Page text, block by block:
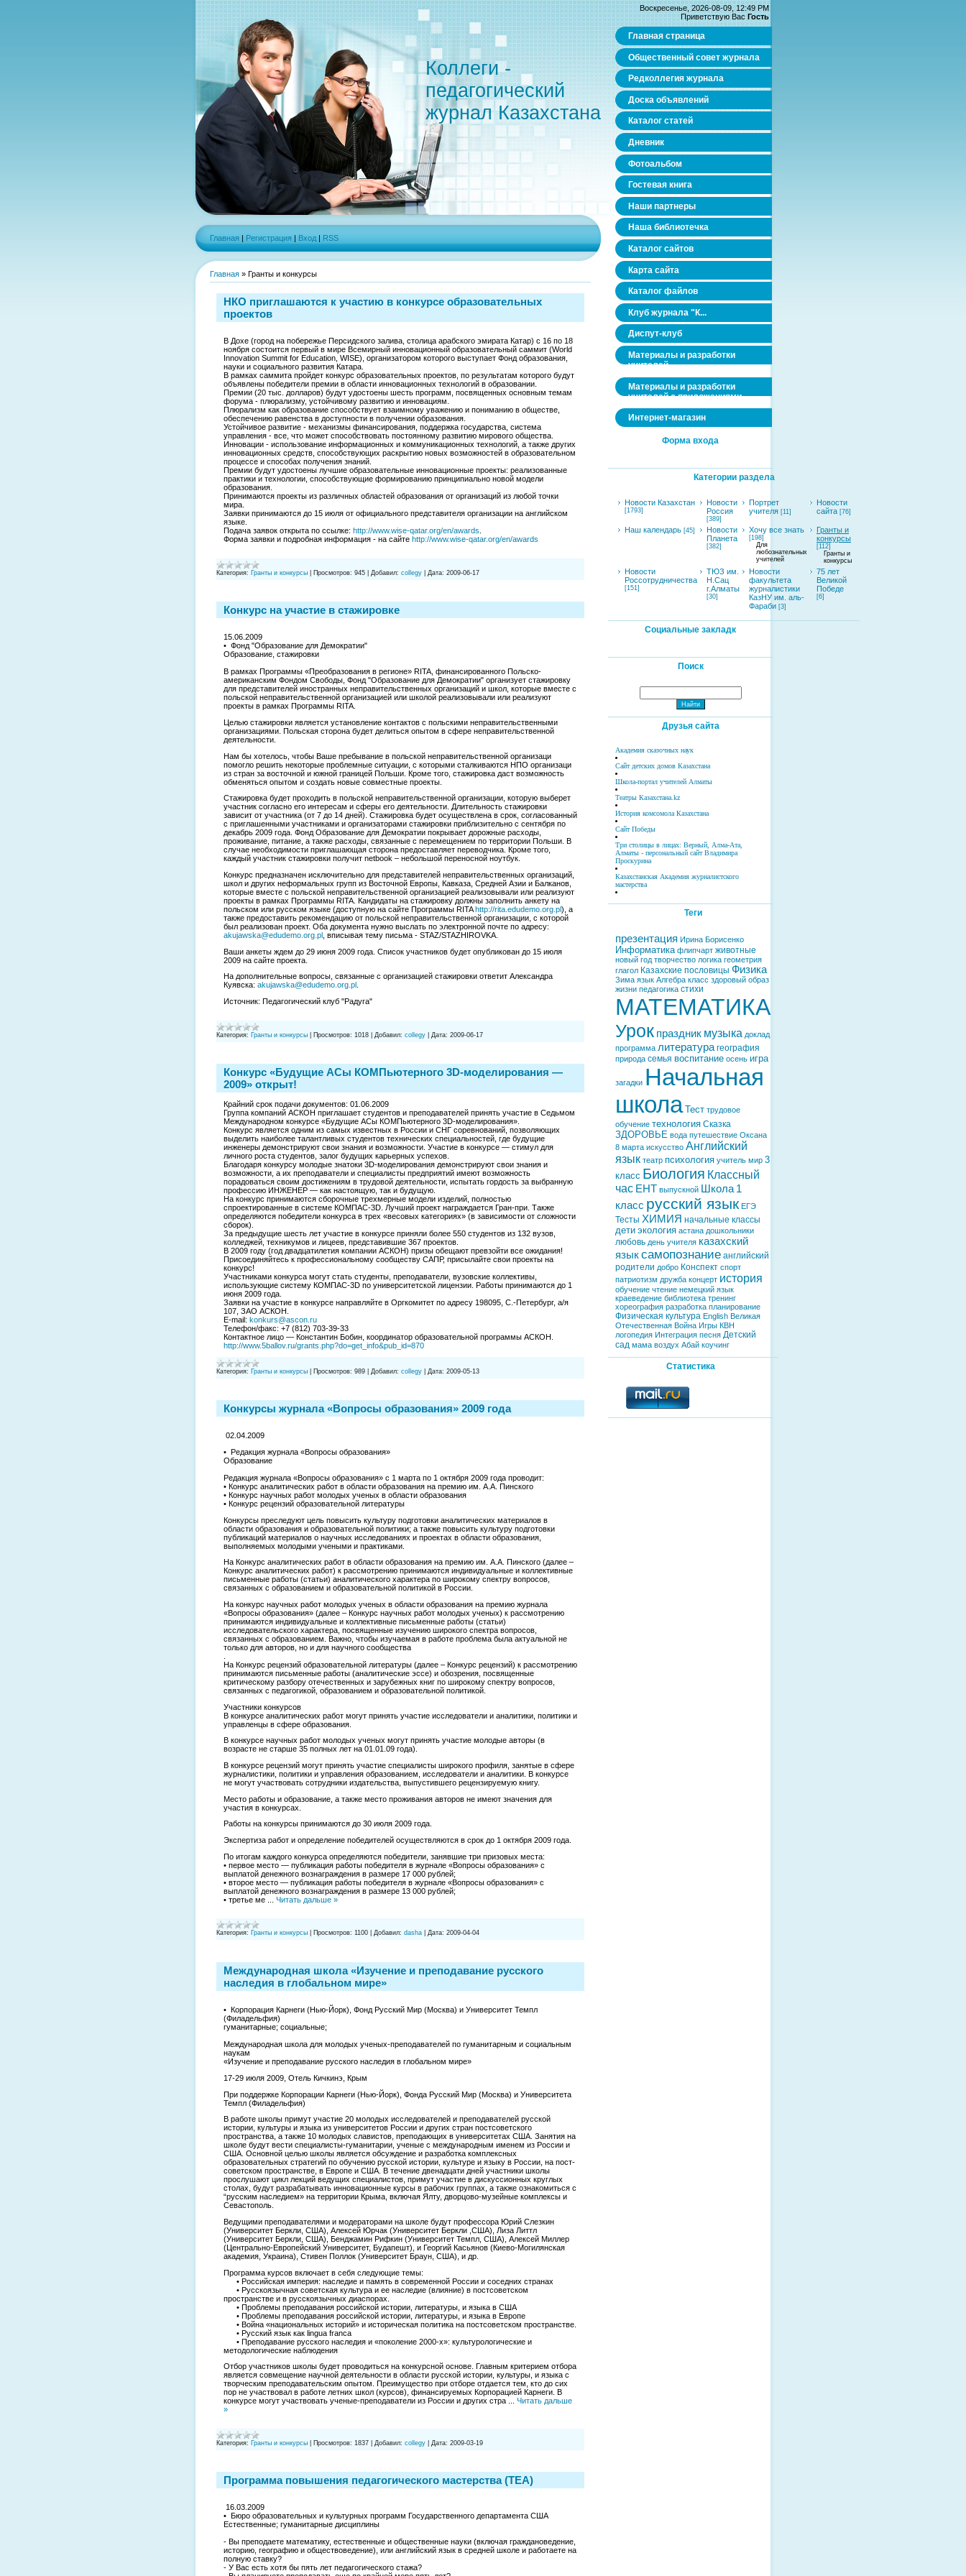
Коллеги -
педагогический
журнал Казахстана
Главная | Регистрация | Вход | RSS
Главная » Гранты и конкурсы
НКО приглашаются к участию в конкурсе образовательных
проектов
В Дохе (город на побережье Персидского залива, столица арабского эмирата Катар) с 16 по 18
ноября состоится первый в мире Всемирный инновационный образовательный саммит (World
Innovation Summit for Education, WISE), организатором которого выступает Фонд образования,
науки и социального развития Катара.
В рамках саммита пройдет конкурс образовательных проектов, по результатам которого будут
объявлены победители премии в области инновационных технологий в образовании.
Премии (20 тыс. долларов) будут удостоены шесть программ, посвященных основным темам
форума - плюрализму, устойчивому развитию и инновациям.
Плюрализм как образование способствует взаимному уважению и пониманию в обществе,
обеспечению равенства в доступности в получении образования.
Устойчивое развитие - механизмы финансирования, поддержка государства, система
управления - все, что может способствовать постоянному развитию мирового общества.
Инновации - использование информационных и коммуникационных технологий, а также других
инновационных средств, способствующих раскрытию новых возможностей в образовательном
процессе и способах получения знаний.
Премии будут удостоены лучшие образовательные инновационные проекты: реализованные
практики и технологии, способствующие формированию принципиально новой модели
образования.
Принимаются проекты из различных областей образования от организаций из любой точки
мира.
Заявки принимаются до 15 июля от официального представителя организации на английском
языке.
Подача заявок открыта по ссылке: http://www.wise-qatar.org/en/awards
Форма заявки и подробная информация - на сайте http://www.wise-qatar.org/en/awards
Категория: Гранты и конкурсы Просмотров: 945 Добавил: collegy Дата: 2009-06-17
Конкурс на участие в стажировке
15.06.2009
• Фонд "Образование для Демократии"
Образование, стажировки
В рамках Программы «Преобразования в регионе» RITA, финансированного Польско-
американским Фондом Свободы, Фонд "Образование для Демократии" организует стажировку
для представителей иностранных неправительственных организаций и школ, которые вместе с
польской неправительственной организацией или школой реализовывали или реализуют
проекты в рамках Программы RITA.
Целью стажировки является установление контактов с польскими неправительственными
организациями. Польская сторона будет делиться опытом в сфере неправительственной
деятельности.
Нам бы хотелось, чтобы Ваше пребывание в польской неправительственной организаци
помогло решить некоторые проблемные ситуации, с которыми сталкиваются НПО организаци
из стран за восточной и южной границей Польши. Кроме того, стажировка даст возможность
обменяться опытом и создать новые совместные проекты.
Стажировка будет проходить в польской неправительственной организации, которую выберет
участник согласно его интересам и сферы его деятельности. Длительность стажировки
зависит от участника (от 7 до 14 дней). Стажировка будет осуществлена в срок, согласованный
с приглашенными участниками и организаторами стажировки приблизительно с сентября по
декабрь 2009 года. Фонд Образование для Демократии покрывает дорожные расходы,
проживание, питание, а также расходы, связанные с перемещением по территории Польши. В
случае необходимости приглашающая сторона предоставляет переводчика. Кроме того,
каждый участник стажировки получит netbook – небольшой переносной ноутбук.
Конкурс предназначен исключительно для представителей неправительственных организаций,
школ и других неформальных групп из Восточной Европы, Кавказа, Средней Азии и Балканов,
которые вместе с польской неправительственной организацией реализовывали или реализуют
проекты в рамках Программы RITA. Кандидаты на стажировку должны заполнить анкету на
польском или русском языке (доступную на сайте Программы RITAhttp://rita.edudemo.org.pl), а
также предоставить рекомендацию от польской неправительственной организации, с которой
был реализован проект. Оба документа нужно выслать по электронной почте по адресу:
akujawska@edudemo.org.pl , вписывая тему письма - STAZ/STAZHIROVKA.
Ваши анкеты ждем до 29 июня 2009 года. Список участников будет опубликован до 15 июля
2009 на сайте проекта.
На дополнительные вопросы, связанные с организацией стажировки ответит Александра
Куявска: akujawska@edudemo.org.pl
Источник: Педагогический клуб "Радуга"
Категория: Гранты и конкурсы Просмотров: 1018 Добавил: collegy Дата: 2009-06-17
Конкурс «Будущие АСы КОМПьютерного 3D-моделирования —
2009» открыт!
Крайний срок подачи документов: 01.06.2009
Группа компаний АСКОН приглашает студентов и преподавателей принять участие в Седьмом
Международном конкурсе «Будущие АСы КОМПьютерного 3D-моделирования».
Конкурс является одним из самых известных в России и СНГ соревнований, позволяющих
выделить наиболее талантливых студентов технических специальностей, где будущие
инженеры демонстрируют свои знания и возможности. Участие в конкурсе — стимул для
личного роста студентов, залог будущих карьерных успехов.
Благодаря конкурсу молодые знатоки 3D-моделирования демонстрируют свои знания и
возможности, а их преподаватели и специалисты предприятий имеют возможность
порадоваться своим достижениям в трудовой деятельности, испытать гордость за выбранную
профессию ИНЖЕНЕР — как настоящую, так и будущую.
На конкурс принимаются сборочные трехмерные модели изделий, полностью
спроектированные в системе КОМПАС-3D. Лучший проект награждается Гран-при. Также
определяются победители конкурса в трех «весовых категориях» (в зависимости от сложности
сборок).
За предыдущие шесть лет участие в конкурсе приняли более 550 студентов из 132 вузов,
колледжей, техникумов и лицеев, представившие 367 проектов.
В 2009 году (год двадцатилетия компании АСКОН) призы обещают превзойти все ожидания!
Присоединяйтесь к профессиональному сообществу САПР, присылайте свои проекты на
конкурс!
Участниками конкурса могут стать студенты, преподаватели, вузовские коллективы,
использующие систему КОМПАС-3D по университетской лицензии. Работы принимаются до 1
июня 2009 года.
Заявки на участие в конкурсе направляйте в Оргкомитет по адресу 198095, С.-Петеpбуpг, a/я
107, ЗАО АСКОН.
E-mail: konkurs@ascon.ru
Телефон/факс: +7 (812) 703-39-33
Контактное лицо — Константин Бобин, координатор образовательной программы АСКОН.
http://www.5ballov.ru/grants.php?do=get_info&pub_id=870
Категория: Гранты и конкурсы Просмотров: 989 Добавил: collegy Дата: 2009-05-13
Конкурсы журнала «Вопросы образования» 2009 года
02.04.2009
• Редакция журнала «Вопросы образования»
Образование
Редакция журнала «Вопросы образования» с 1 марта по 1 октября 2009 года проводит:
• Конкурс аналитических работ в области образования на премию им. А.А. Пинского
• Конкурс научных работ молодых ученых в области образования
• Конкурс рецензий образовательной литературы
Конкурсы преследуют цель повысить культуру подготовки аналитических материалов в
области образования и образовательной политики; а также повысить культуру подготовки
публикаций материалов о научных исследованиях и проектах в области образования,
выполняемых молодыми учеными и практиками.
На Конкурс аналитических работ в области образования на премию им. А.А. Пинского (далее –
Конкурс аналитических работ) к рассмотрению принимаются индивидуальные и коллективные
письменные работы (статьи) аналитического характера по широкому спектру вопросов,
связанных с образованием и образовательной политикой в России.
На конкурс научных работ молодых ученых в области образования на премию журнала
«Вопросы образования» (далее – Конкурс научных работ молодых ученых) к рассмотрению
принимаются индивидуальные и коллективные письменные работы (статьи)
исследовательского характера, посвященные изучению широкого спектра вопросов,
связанных с образованием. Важно, чтобы изучаемая в работе проблема была актуальной не
только для авторов, но и для научного сообщества
На Конкурс рецензий образовательной литературы (далее – Конкурс рецензий) к рассмотрению
принимаются письменные работы (аналитические эссе) и обозрения, посвященные
критическому разбору отечественных и зарубежных книг по широкому спектру вопросов,
связанных с педагогикой, образованием и образовательной политикой.
Участники конкурсов
В конкурсе аналитических работ могут принять участие исследователи и аналитики, политики и
управленцы в сфере образования.
В конкурсе научных работ молодых ученых могут принять участие молодые авторы (в
возрасте не старше 35 полных лет на 01.01.09 года).
В конкурсе рецензий могут принять участие специалисты широкого профиля, занятые в сфере
журналистики, политики и управления образованием, исследователи и аналитики. В конкурсе
не могут участвовать сотрудники издательства, выпустившего рецензируемую книгу.
Место работы и образование, а также место проживания авторов не имеют значения для
участия в конкурсах.
Работы на конкурсы принимаются до 30 июля 2009 года.
Экспертиза работ и определение победителей осуществляются в срок до 1 октября 2009 года.
По итогам каждого конкурса определяются победители, занявшие три призовых места:
• первое место — публикация работы победителя в журнале «Вопросы образования» с
выплатой денежного вознаграждения в размере 17 000 рублей;
• второе место — публикация работы победителя в журнале «Вопросы образования» с
выплатой денежного вознаграждения в размере 13 000 рублей;
• третье ме
Читать дальше »
Категория: Гранты и конкурсы Просмотров: 1100 Добавил: dasha Дата: 2009-04-04
Международная школа «Изучение и преподавание русского
наследия в глобальном мире»
• Корпорация Карнеги (Нью-Йорк), Фонд Русский Мир (Москва) и Университет Темпл
(Филадельфия)
гуманитарные; социальные;
Международная школа для молодых ученых-преподавателей по гуманитарным и социальным
наукам
«Изучение и преподавание русского наследия в глобальном мире»
17-29 июля 2009, Отель Кичкинэ, Крым
При поддержке Корпорации Карнеги (Нью-Йорк), Фонда Русский Мир (Москва) и Университета
Темпл (Филадельфия)
В работе школы примут участие 20 молодых исследователей и преподавателей русской
истории, культуры и языка из университетов России и других стран постсоветского
пространства, а также 10 молодых славистов, преподающих в университетах США. Занятия на
школе будут вести специалисты-гуманитарии, ученые с международным именем из России и
США. Основной целью школы является обсуждение и разработка комплексных
образовательных стратегий по обучению русской истории, культуре и языку в России, на пост-
советском пространстве, в Европе и США. В течение двенадцати дней участники школы
прослушают цикл лекций ведущих специалистов, примут участие в дискуссионных круглых
столах, будут разрабатывать инновационные курсы в рабочих группах, а также ознакомиться с
“русским наследием» на территории Крыма, включая Ялту, дворцово-музейные комплексы и
Севастополь.
Ведущими преподавателями и модераторами на школе будут профессора Юрий Слезкин
(Университет Беркли, США), Алексей Юрчак (Университет Беркли ,США), Лиза Литтл
(Университет Беркли, США), Бенджамин Рифкин (Университет Темпл, США), Алексей Миллер
(Центрально-Европейский Университет, Будапешт), и Георгий Касьянов (Киево-Могилянская
академия, Украина), Стивен Поллок (Университет Браун, США), и др.
Программа курсов включает в себя следующие темы:
• Российская империя: наследие и память в современной России и соседних странах
• Русскоязычная советская культура и ее наследие (влияние) в постсоветском
пространстве и в русскоязычных диаспорах.
• Проблемы преподавания российской истории, литературы, и языка в США
• Проблемы преподавания российской истории, литературы, и языка в Европе
• Война «национальных историй» и историческая политика на постсоветском пространстве.
• Русский язык как lingua franca
• Преподавание русского наследия и «поколение 2000-х»: культурологические и
методологические наблюдения
Отбор участников школы будет проводиться на конкурсной основе. Главным критерием отбора
является совмещение научной деятельности в области русской истории, культуры, и языка с
творческим преподавательским опытом. Преимущество при отборе отдается тем, кто до сих
пор не участвовал в работе летних школ (курсов), финансируемых Корпорацией Карнеги. В
конкурсе могут участвовать ученые-преподаватели из России и других стра
Читать дальше
»
Категория: Гранты и конкурсы Просмотров: 1837 Добавил: collegy Дата: 2009-03-19
Программа повышения педагогического мастерства (TEA)
16.03.2009
• Бюро образовательных и культурных программ Государственного департамента США
Естественные; гуманитарные дисциплины
- Вы преподаете математику, естественные и общественные науки (включая граждановедение,
историю, географию и обществоведение), или английский язык в средней школе и работаете на
полную ставку?
- У Вас есть хотя бы пять лет педагогического стажа?
Воскресенье, 2026-08-09, 12:49 PM
Приветствую Вас Гость
Главная страница
Общественный совет журнала
Редколлегия журнала
Доска объявлений
Каталог статей
Дневник
Фотоальбом
Гостевая книга
Наши партнеры
Наша библиотечка
Каталог сайтов
Карта сайта
Каталог файлов
Клуб журнала "К...
Диспут-клуб
Материалы и разработки
учителей
Материалы и разработки
учителей с приложениями
Интернет-магазин
Форма входа
Категории раздела
Новости Казахстан
[1793]
Новости
Россия
[389]
Портрет
учителя [11]
Новости
сайта [76]
Наш календарь [45]
Новости
Планета
[382]
Хочу все знать
[198]
Для
любознательных
учителей
Гранты и
конкурсы
[112]
Гранты и
конкурсы
Новости
Россотрудничества
[151]
ТЮЗ им.
Н.Сац
г.Алматы
[30]
Новости
факультета
журналистики
КазНУ им. аль-
Фараби [3]
75 лет
Великой
Победе
[6]
Социальные закладк
Поиск
Друзья сайта
Академия сказочных наук
Сайт детских домов Казахстана
Школа-портал учителей Алматы
Театры Казахстана.kz
История комсомола Казахстана
Сайт Победы
Три столицы в лицах: Верный, Алма-Ата,
Алматы - персональный сайт Владимира
Проскурина
Казахстанская Академия журналистского
мастерства
Теги
презентация Ирина Борисенко
Информатика флипчарт животные
новый год творчество логика геометрия
глагол Казахские пословицы Физика
Зима язык Алгебра класс здоровый образ
жизни педагогика стихи
МАТЕМАТИКА
Урок праздник музыка доклад
программа литература география
природа семья воспитание осень игра
загадки Начальная
школа Тест трудовое
обучение технология Сказка
ЗДОРОВЬЕ вода путешествие Оксана
8 марта искусство Английский
язык театр психология учитель мир 3
класс Биология Классный
час ЕНТ выпускной Школа 1
класс русский язык ЕГЭ
Тесты ХИМИЯ начальные классы
дети экология астана дошкольники
любовь день учителя казахский
языксамопознание английский
родители добро Конспект спорт
патриотизм дружба концерт история
обучение чтение немецкий язык
краеведение библиотека тренинг
хореография разработка планирование
Физическая культура English Великая
Отечественная Война Игры КВН
логопедия Интеграция песня Детский
сад мама воздух Абай коучинг
Статистика